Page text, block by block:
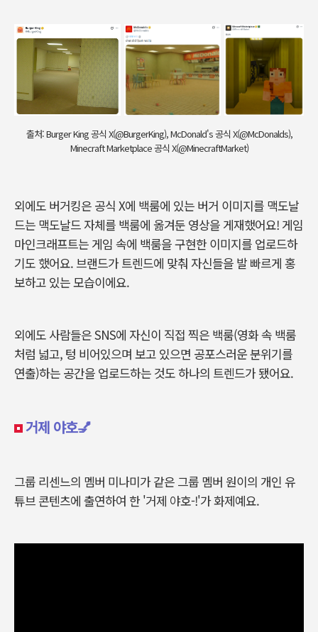
출처: Burger King 공식 X(@BurgerKing), McDonald's 공식 X(@McDonalds),
Minecraft Marketplace 공식 X(@MinecraftMarket)
외에도 버거킹은 공식 X에 백룸에 있는 버거 이미지를 맥도날
드는 맥도날드 자체를 백룸에 옮겨둔 영상을 게재했어요! 게임
마인크래프트는 게임 속에 백룸을 구현한 이미지를 업로드하
기도 했어요. 브랜드가 트렌드에 맞춰 자신들을 발 빠르게 홍
보하고 있는 모습이에요.
외에도 사람들은 SNS에 자신이 직접 찍은 백룸(영화 속 백룸
처럼 넓고, 텅 비어있으며 보고 있으면 공포스러운 분위기를
연출)하는 공간을 업로드하는 것도 하나의 트렌드가 됐어요.
거제 야호💅
그룹 리센느의 멤버 미나미가 같은 그룹 멤버 원이의 개인 유
튜브 콘텐츠에 출연하여 한 '거제 야호-!'가 화제예요.